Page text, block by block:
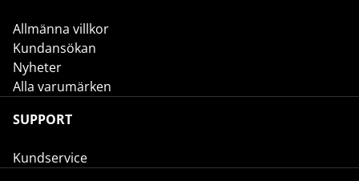
Allmänna villkor
Kundansökan
Nyheter
Alla varumärken
SUPPORT
Kundservice